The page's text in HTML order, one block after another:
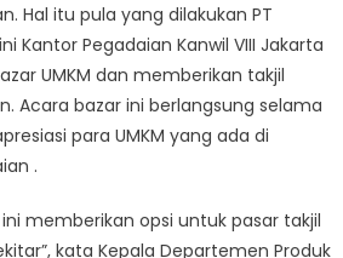
VIII
Jakarta
1
Gelar
Bazar
UMKM
Hal itu pula yang dilakukan PT
Kantor Pegadaian Kanwil VIII Jakarta
UMKM dan memberikan takjil
Acara bazar ini berlangsung selama
para UMKM yang ada di
.
memberikan opsi untuk pasar takjil
kata Kepala Departemen Produk